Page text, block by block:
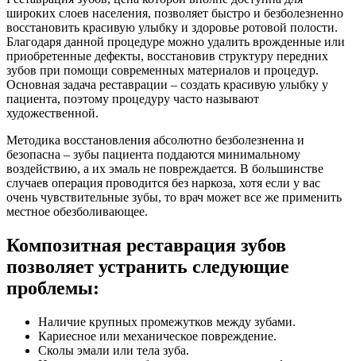
широких слоев населения, позволяет быстро и безболезненно
восстановить красивую улыбку и здоровье ротовой полости.
Благодаря данной процедуре можно удалить врожденные или
приобретенные дефекты, восстановив структуру передних
зубов при помощи современных материалов и процедур.
Основная задача реставрации – создать красивую улыбку у
пациента, поэтому процедуру часто называют
художественной.
Методика восстановления абсолютно безболезненна и
безопасна – зубы пациента поддаются минимальному
воздействию, а их эмаль не повреждается. В большинстве
случаев операция проводится без наркоза, хотя если у вас
очень чувствительные зубы, то врач может все же применить
местное обезболивающее.
Композитная реставрация зубов
позволяет устранить следующие
проблемы:
Наличие крупных промежутков между зубами.
Кариесное или механическое повреждение.
Сколы эмали или тела зуба.